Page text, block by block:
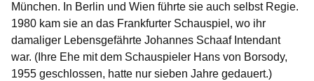
München. In Berlin und Wien führte sie auch selbst Regie.
1980 kam sie an das Frankfurter Schauspiel, wo ihr
damaliger Lebensgefährte Johannes Schaaf Intendant
war. (Ihre Ehe mit dem Schauspieler Hans von Borsody,
1955 geschlossen, hatte nur sieben Jahre gedauert.)